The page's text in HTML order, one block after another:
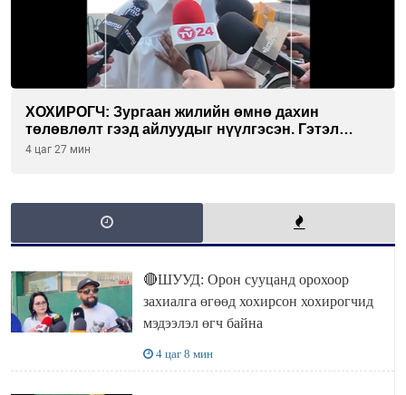
ХОХИРОГЧ: Зургаан жилийн өмнө дахин
төлөвлөлт гээд айлуудыг нүүлгэсэн. Гэтэл
одоог хүртэл хашаа байшин ч байхгүй, орон
4 цаг 27 мин
🔴ШУУД: Орон сууцанд орохоор
захиалга өгөөд хохирсон хохирогчид
мэдээлэл өгч байна
4 цаг 8 мин